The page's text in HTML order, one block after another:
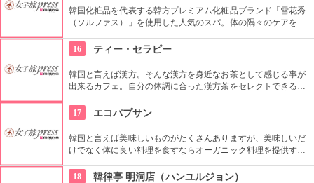
韓国化粧品を代表する韓方プレミアム化粧品ブランド「雪花秀
（ソルファス）」を使用した人気のスパ。体の隅々のケアをす
術が受けれます。自分へのごほうびにいかがでしょう。
16 ティー・セラピー
韓国と言えば漢方。そんな漢方を身近なお茶として感じる事が
出来るカフェ。自分の体調に合った漢方茶をセレクトできる
することもできます。
17 エコパプサン
韓国と言えば美味しいものがたくさんありますが、美味しいだ
けでなく体に良い料理を食すならオーガニック料理を提供する
ご堪能あれ。
18 韓律亭 明洞店（ハンユルジョン）